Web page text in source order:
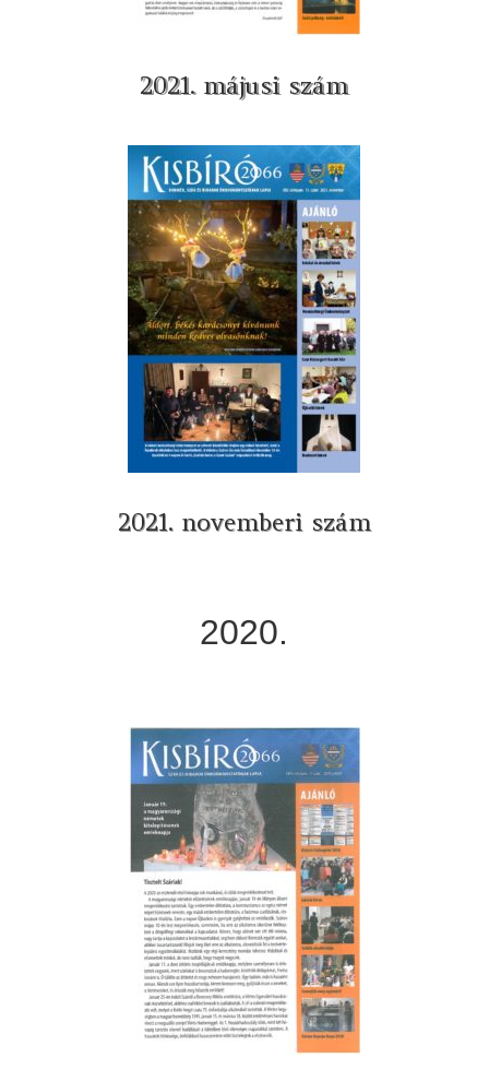
2021. májusi szám
2021. novemberi szám
2020.